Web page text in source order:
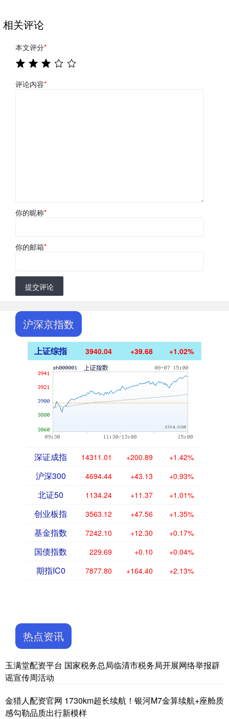
相关评论
本文评分*
评论内容*
你的昵称*
你的邮箱*
提交评论
沪深京指数
上证综指 3940.04 +39.68 +1.02%
深证成指 14311.01 +200.89 +1.42%
沪深300 4694.44 +43.13 +0.93%
北证50 1134.24 +11.37 +1.01%
创业板指 3563.12 +47.56 +1.35%
基金指数 7242.10 +12.30 +0.17%
国债指数 229.69 +0.10 +0.04%
期指IC0 7877.80 +164.40 +2.13%
热点资讯
玉满堂配资平台 国家税务总局临清市税务局开展网络举报辟
谣宣传周活动
金猎人配资官网 1730km超长续航！银河M7金算续航+座舱质
感勾勒品质出行新模样